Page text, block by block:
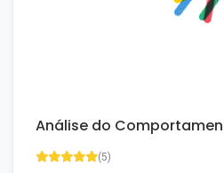
Análise do
(5)